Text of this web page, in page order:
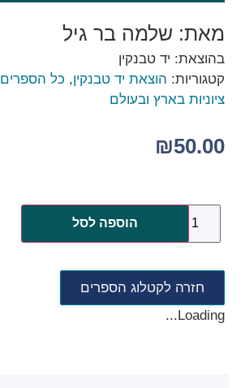
מאת: שלמה בר גיל
בהוצאת: יד טבנקין
קטגוריות: הוצאת יד טבנקין, כל הספרים
ציוניות בארץ ובעולם
₪50.00
הוספה לסל
חזרה לקטלוג הספרים
Loading...